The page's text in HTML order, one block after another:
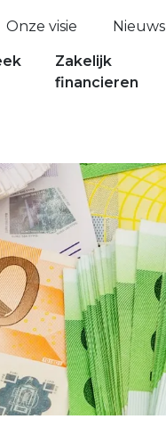
Onze visie Nieuws
Zakelijk
financieren